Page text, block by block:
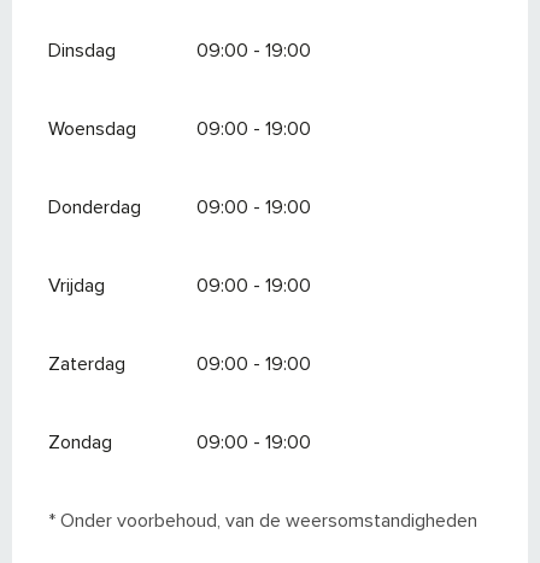
Dinsdag 09:00 - 19:00
Woensdag 09:00 - 19:00
Donderdag 09:00 - 19:00
Vrijdag 09:00 - 19:00
Zaterdag 09:00 - 19:00
Zondag 09:00 - 19:00
* Onder voorbehoud, van de weersomstandigheden